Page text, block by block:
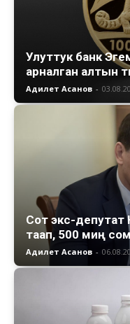
Улуттук банк
арналган алтын
Адилет Асанов -
Сот экс-депутат
таап, 500 миң
Адилет Асанов -